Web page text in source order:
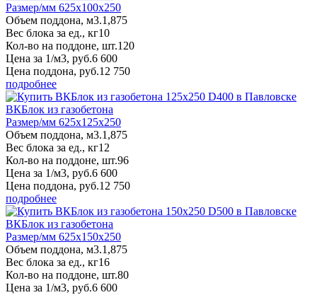
Размер/мм 625x100x250
Объем поддона, м3.1,875
Вес блока за ед., кг10
Кол-во на поддоне, шт.120
Цена за 1/м3, руб.6 600
Цена поддона, руб.12 750
подробнее
ВКБлок из газобетона
Размер/мм 625x125x250
Объем поддона, м3.1,875
Вес блока за ед., кг12
Кол-во на поддоне, шт.96
Цена за 1/м3, руб.6 600
Цена поддона, руб.12 750
подробнее
ВКБлок из газобетона
Размер/мм 625x150x250
Объем поддона, м3.1,875
Вес блока за ед., кг16
Кол-во на поддоне, шт.80
Цена за 1/м3, руб.6 600